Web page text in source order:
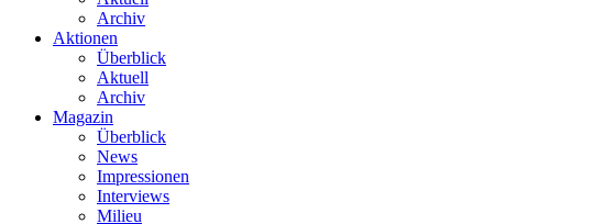
Archiv
Aktionen
Überblick
Aktuell
Archiv
Magazin
Überblick
News
Impressionen
Interviews
Milieu